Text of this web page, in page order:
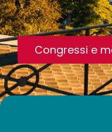
Congressi e